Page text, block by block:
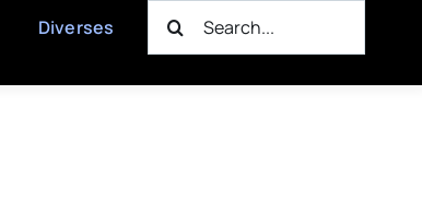
Diverses
Suche
nach: